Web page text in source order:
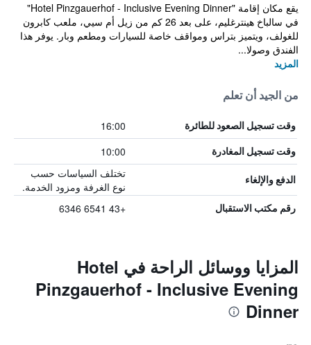
يقع مكان إقامة "Hotel Pinzgauerhof - Inclusive Evening Dinner"
في سالباخ هينترغليم، على بعد 26 كم من زيل أم سيي، ملعب كابرون
للغولف، ويتميز بتراس ومواقف خاصة للسيارات ومطعم وبار. يوفر هذا
الفندق وصولا...
المزيد
من الجيد أن تعلم
وقت تسجيل الصعود للطائرة 16:00
وقت تسجيل المغادرة 10:00
الدفع والإلغاء
تختلف السياسات حسب
نوع الغرفة ومزود الخدمة.
رقم مكتب الاستقبال +43 6541 6346
المزايا ووسائل الراحة في Hotel
Pinzgauerhof - Inclusive Evening
Dinner